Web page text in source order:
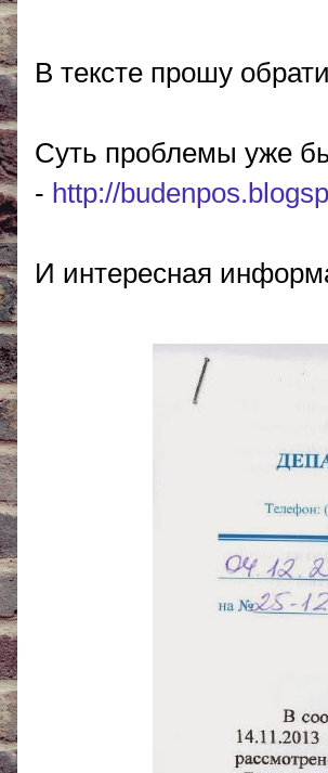
В тексте прошу
Суть проблемы уже
- http://
И интересная